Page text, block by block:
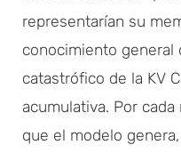
representarían su
conocimiento general
catastrófico de la KV
acumulativa. Por
que el modelo